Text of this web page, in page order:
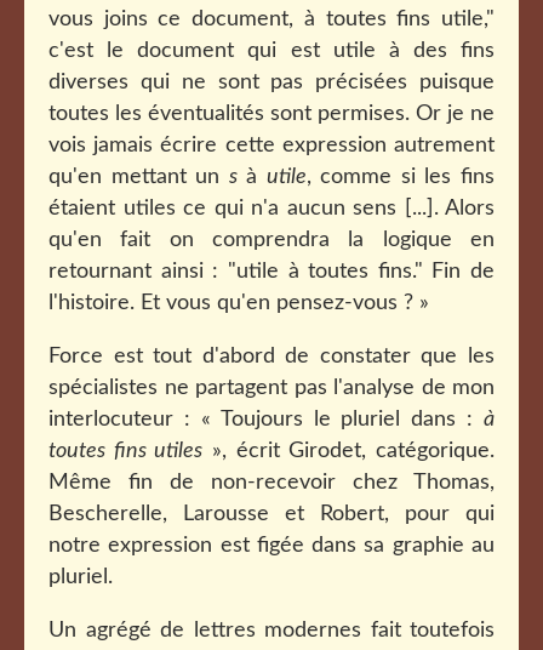
vous joins ce document, à toutes fins utile,"
c'est le document qui est utile à des fins
diverses qui ne sont pas précisées puisque
toutes les éventualités sont permises. Or je ne
vois jamais écrire cette expression autrement
qu'en mettant un sà utile, comme si les fins
étaient utiles ce qui n'a aucun sens [...]. Alors
qu'en fait on comprendra la logique en
retournant ainsi : "utile à toutes fins." Fin de
l'histoire. Et vous qu'en pensez-vous ? »
Force est tout d'abord de constater que les
spécialistes ne partagent pas l'analyse de mon
interlocuteur : « Toujours le pluriel dans : à
toutes fins utiles », écrit Girodet, catégorique.
Même fin de non-recevoir chez Thomas,
Bescherelle, Larousse et Robert, pour qui
notre expression est figée dans sa graphie au
pluriel.
Un agrégé de lettres modernes fait toutefois